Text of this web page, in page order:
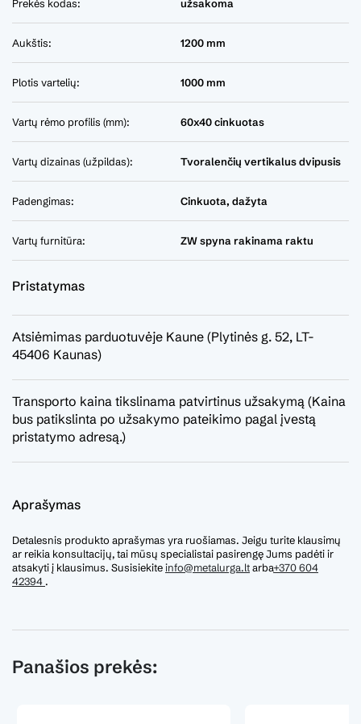
Aprašymas
Detalesnis produkto aprašymas yra ruošiamas. Jeigu turite klausimų
ar reikia konsultacijų, tai mūsų specialistai pasirengę Jums padėti ir
atsakyti į klausimus. Susisiekiteinfo@metalurga.ltarba+370 604
42394 .
Prekės kodas: užsakoma
Aukštis: 1200 mm
Plotis vartelių: 1000 mm
Vartų rėmo profilis (mm): 60x40 cinkuotas
Vartų dizainas (užpildas): Tvoralenčių vertikalus dvipusis
Padengimas: Cinkuota, dažyta
Vartų furnitūra: ZW spyna rakinama raktu
Pristatymas
Atsiėmimas parduotuvėje Kaune (Plytinės g. 52, LT-
45406 Kaunas)
Transporto kaina tikslinama patvirtinus užsakymą (Kaina
bus patikslinta po užsakymo pateikimo pagal įvestą
pristatymo adresą.)
Panašios prekės: